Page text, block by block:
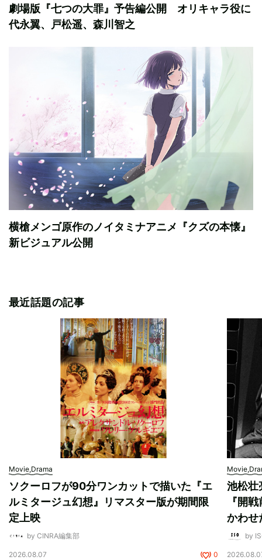
劇場版『七つの大罪』予告編公開 オリキャラ役に
代永翼、戸松遥、森川智之
横槍メンゴ原作のノイタミナアニメ『クズの本懐』
新ビジュアル公開
最近話題の記事
Movie,Drama
ソクーロフが90分ワンカットで描いた『エ
ルミタージュ幻想』リマスター版が期間限
定上映
by CINRA編集部
2026.08.07 0
池松壮
『開
かわせ
by